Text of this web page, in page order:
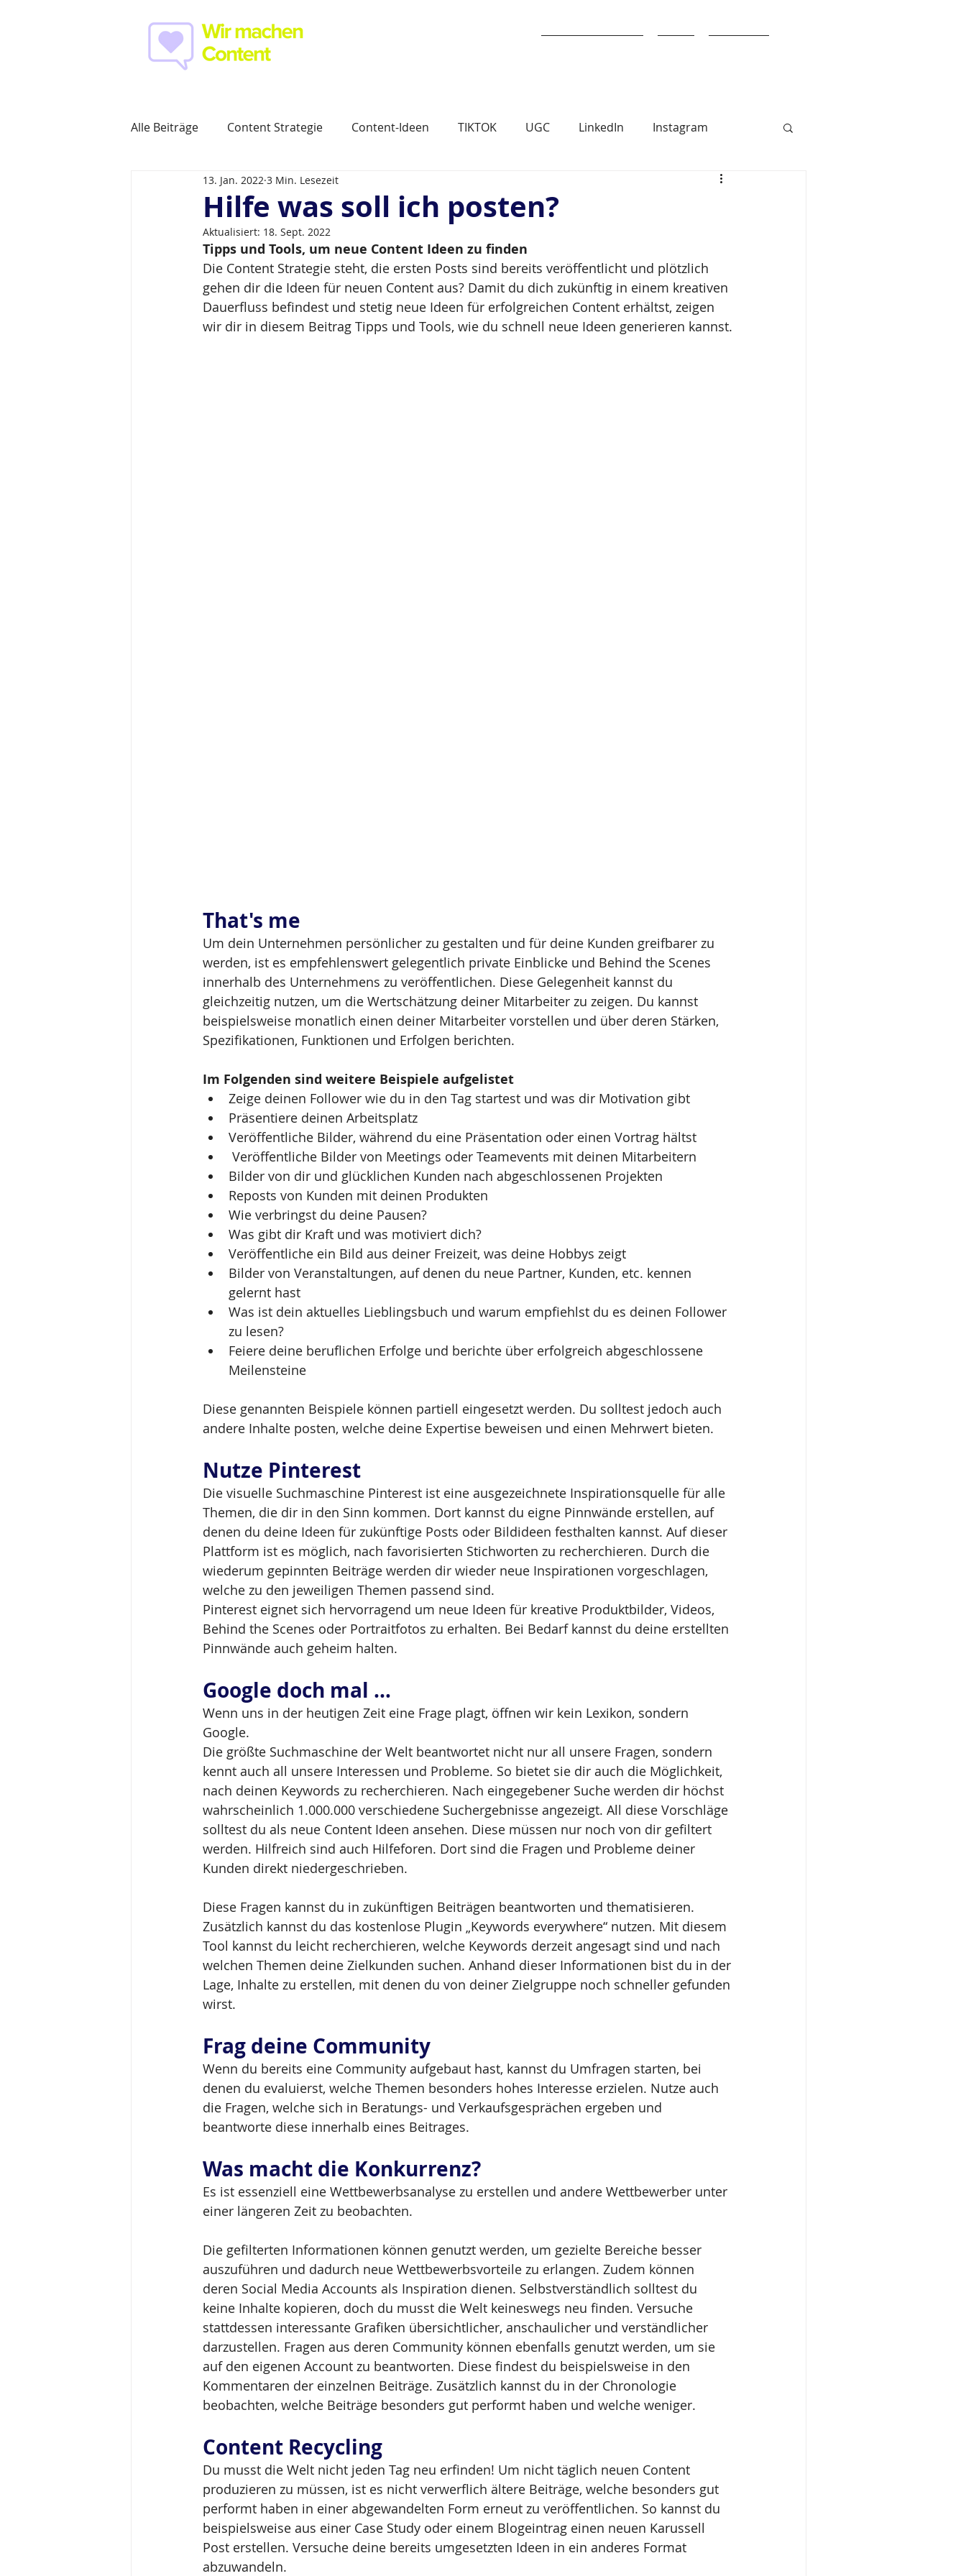
Alle Beiträge Content Strategie Content-Ideen TIKTOK UGC LinkedIn Instagram
Content Creation Social News
Hilfe was soll ich posten?
13. Jan. 2022 3 Min. Lesezeit
Aktualisiert: 18. Sept. 2022
Tipps und Tools, um neue Content Ideen zu finden
Die Content Strategie steht, die ersten Posts sind bereits veröffentlicht und plötzlich
gehen dir die Ideen für neuen Content aus? Damit du dich zukünftig in einem kreativen
Dauerfluss befindest und stetig neue Ideen für erfolgreichen Content erhältst, zeigen
wir dir in diesem Beitrag Tipps und Tools, wie du schnell neue Ideen generieren kannst.
That's me
Um dein Unternehmen persönlicher zu gestalten und für deine Kunden greifbarer zu
werden, ist es empfehlenswert gelegentlich private Einblicke und Behind the Scenes
innerhalb des Unternehmens zu veröffentlichen. Diese Gelegenheit kannst du
gleichzeitig nutzen, um die Wertschätzung deiner Mitarbeiter zu zeigen. Du kannst
beispielsweise monatlich einen deiner Mitarbeiter vorstellen und über deren Stärken,
Spezifikationen, Funktionen und Erfolgen berichten.
Im Folgenden sind weitere Beispiele aufgelistet
Zeige deinen Follower wie du in den Tag startest und was dir Motivation gibt
Präsentiere deinen Arbeitsplatz
Veröffentliche Bilder, während du eine Präsentation oder einen Vortrag hältst
Veröffentliche Bilder von Meetings oder Teamevents mit deinen Mitarbeitern
Bilder von dir und glücklichen Kunden nach abgeschlossenen Projekten
Reposts von Kunden mit deinen Produkten
Wie verbringst du deine Pausen?
Was gibt dir Kraft und was motiviert dich?
Veröffentliche ein Bild aus deiner Freizeit, was deine Hobbys zeigt
Bilder von Veranstaltungen, auf denen du neue Partner, Kunden, etc. kennen
gelernt hast
Was ist dein aktuelles Lieblingsbuch und warum empfiehlst du es deinen Follower
zu lesen?
Feiere deine beruflichen Erfolge und berichte über erfolgreich abgeschlossene
Meilensteine
Diese genannten Beispiele können partiell eingesetzt werden. Du solltest jedoch auch
andere Inhalte posten, welche deine Expertise beweisen und einen Mehrwert bieten.
Nutze Pinterest
Die visuelle Suchmaschine Pinterest ist eine ausgezeichnete Inspirationsquelle für alle
Themen, die dir in den Sinn kommen. Dort kannst du eigne Pinnwände erstellen, auf
denen du deine Ideen für zukünftige Posts oder Bildideen festhalten kannst. Auf dieser
Plattform ist es möglich, nach favorisierten Stichworten zu recherchieren. Durch die
wiederum gepinnten Beiträge werden dir wieder neue Inspirationen vorgeschlagen,
welche zu den jeweiligen Themen passend sind.
Pinterest eignet sich hervorragend um neue Ideen für kreative Produktbilder, Videos,
Behind the Scenes oder Portraitfotos zu erhalten. Bei Bedarf kannst du deine erstellten
Pinnwände auch geheim halten.
Google doch mal …
Wenn uns in der heutigen Zeit eine Frage plagt, öffnen wir kein Lexikon, sondern
Google.
Die größte Suchmaschine der Welt beantwortet nicht nur all unsere Fragen, sondern
kennt auch all unsere Interessen und Probleme. So bietet sie dir auch die Möglichkeit,
nach deinen Keywords zu recherchieren. Nach eingegebener Suche werden dir höchst
wahrscheinlich 1.000.000 verschiedene Suchergebnisse angezeigt. All diese Vorschläge
solltest du als neue Content Ideen ansehen. Diese müssen nur noch von dir gefiltert
werden. Hilfreich sind auch Hilfeforen. Dort sind die Fragen und Probleme deiner
Kunden direkt niedergeschrieben.
Diese Fragen kannst du in zukünftigen Beiträgen beantworten und thematisieren.
Zusätzlich kannst du das kostenlose Plugin „Keywords everywhere“ nutzen. Mit diesem
Tool kannst du leicht recherchieren, welche Keywords derzeit angesagt sind und nach
welchen Themen deine Zielkunden suchen. Anhand dieser Informationen bist du in der
Lage, Inhalte zu erstellen, mit denen du von deiner Zielgruppe noch schneller gefunden
wirst.
Frag deine Community
Wenn du bereits eine Community aufgebaut hast, kannst du Umfragen starten, bei
denen du evaluierst, welche Themen besonders hohes Interesse erzielen. Nutze auch
die Fragen, welche sich in Beratungs- und Verkaufsgesprächen ergeben und
beantworte diese innerhalb eines Beitrages.
Was macht die Konkurrenz?
Es ist essenziell eine Wettbewerbsanalyse zu erstellen und andere Wettbewerber unter
einer längeren Zeit zu beobachten.
Die gefilterten Informationen können genutzt werden, um gezielte Bereiche besser
auszuführen und dadurch neue Wettbewerbsvorteile zu erlangen. Zudem können
deren Social Media Accounts als Inspiration dienen. Selbstverständlich solltest du
keine Inhalte kopieren, doch du musst die Welt keineswegs neu finden. Versuche
stattdessen interessante Grafiken übersichtlicher, anschaulicher und verständlicher
darzustellen. Fragen aus deren Community können ebenfalls genutzt werden, um sie
auf den eigenen Account zu beantworten. Diese findest du beispielsweise in den
Kommentaren der einzelnen Beiträge. Zusätzlich kannst du in der Chronologie
beobachten, welche Beiträge besonders gut performt haben und welche weniger.
Content Recycling
Du musst die Welt nicht jeden Tag neu erfinden! Um nicht täglich neuen Content
produzieren zu müssen, ist es nicht verwerflich ältere Beiträge, welche besonders gut
performt haben in einer abgewandelten Form erneut zu veröffentlichen. So kannst du
beispielsweise aus einer Case Study oder einem Blogeintrag einen neuen Karussell
Post erstellen. Versuche deine bereits umgesetzten Ideen in ein anderes Format
abzuwandeln.